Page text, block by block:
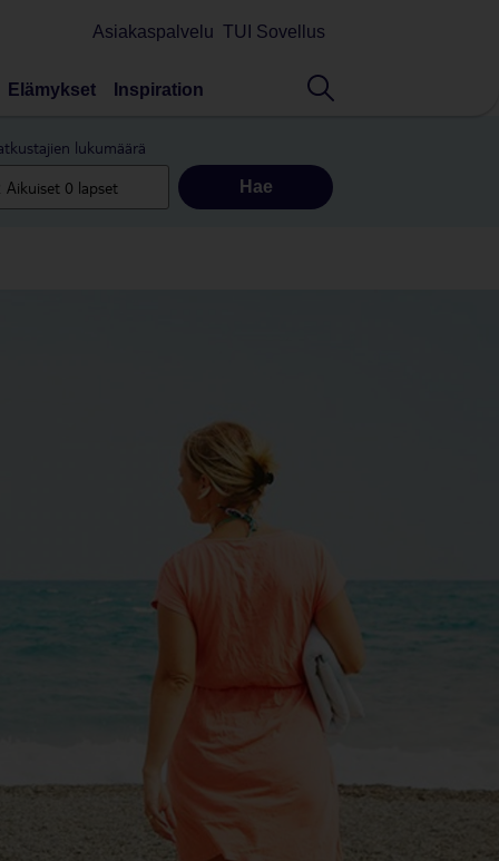
Asiakaspalvelu TUI Sovellus
Elämykset Inspiration
lukumäärä
Hae